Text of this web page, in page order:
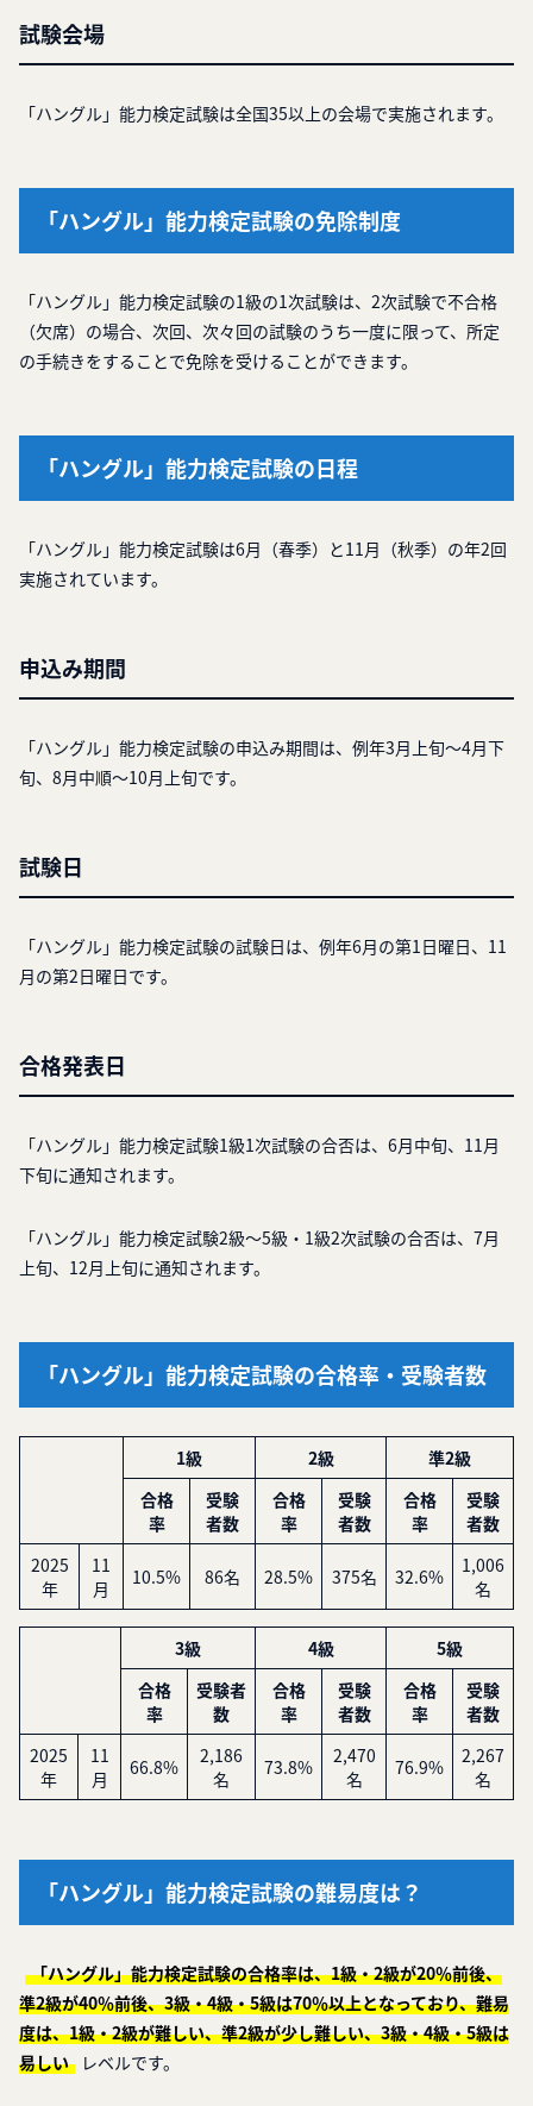
試験会場
「ハングル」能力検定試験は全国35以上の会場で実施されます。
「ハングル」能力検定試験の免除制度
「ハングル」能力検定試験の1級の1次試験は、2次試験で不合格
（欠席）の場合、次回、次々回の試験のうち一度に限って、所定
の手続きをすることで免除を受けることができます。
「ハングル」能力検定試験の日程
「ハングル」能力検定試験は6月（春季）と11月（秋季）の年2回
実施されています。
申込み期間
「ハングル」能力検定試験の申込み期間は、例年3月上旬～4月下
旬、8月中順～10月上旬です。
試験日
「ハングル」能力検定試験の試験日は、例年6月の第1日曜日、11
月の第2日曜日です。
合格発表日
「ハングル」能力検定試験1級1次試験の合否は、6月中旬、11月
下旬に通知されます。
「ハングル」能力検定試験2級～5級・1級2次試験の合否は、7月
上旬、12月上旬に通知されます。
「ハングル」能力検定試験の合格率・受験者数
1級 2級
準2級
合格
率
受験
者数
合格
率
受験
者数
合格
率
受験
者数
2025
年
11
月
10.5% 86名 28.5% 375名 32.6%
1,006
名
3級 4級
5級
合格
率
受験者
数
合格
率
受験
者数
合格
率
受験
者数
2025
年
11
月
66.8%
2,186
名
73.8%
2,470
名
76.9%
2,267
名
「ハングル」能力検定試験の難易度は？
「ハングル」能力検定試験の合格率は、1級・2級が20％前後、
準2級が40％前後、3級・4級・5級は70％以上となっており、難易
度は、1級・2級が難しい、準2級が少し難しい、3級・4級・5級は
易しい
レベルです。